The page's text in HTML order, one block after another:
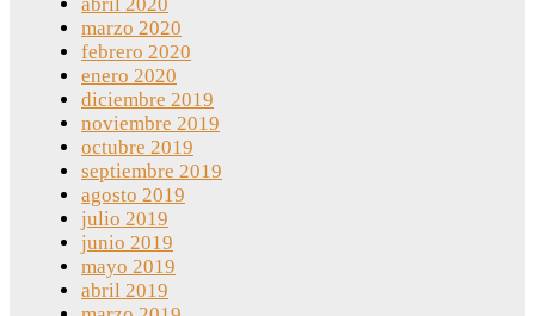
marzo 2020
febrero 2020
enero 2020
diciembre 2019
noviembre 2019
octubre 2019
septiembre 2019
agosto 2019
julio 2019
junio 2019
mayo 2019
abril 2019